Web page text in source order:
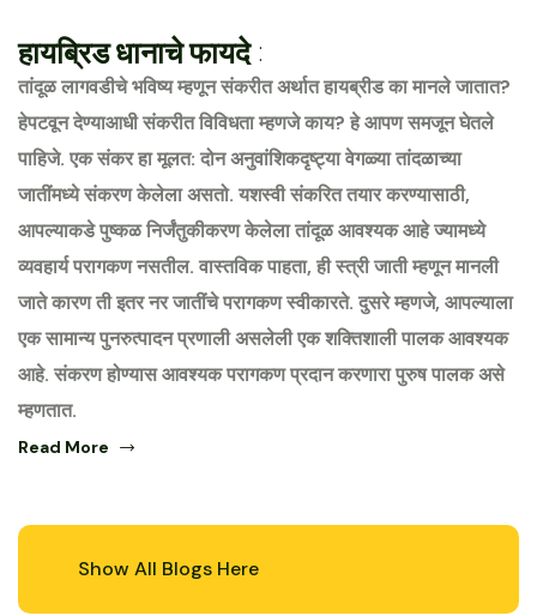
हायब्रिड धानाचे फायदे :
तांदूळ लागवडीचे भविष्य म्हणून संकरीत अर्थात हायब्रीड का मानले जातात?
हेपटवून देण्याआधी संकरीत विविधता म्हणजे काय? हे आपण समजून घेतले
पाहिजे. एक संकर हा मूलत: दोन अनुवांशिकदृष्ट्या वेगळ्या तांदळाच्या
जातींमध्ये संकरण केलेला असतो. यशस्वी संकरित तयार करण्यासाठी,
आपल्याकडे पुष्कळ निर्जंतुकीकरण केलेला तांदूळ आवश्यक आहे ज्यामध्ये
व्यवहार्य परागकण नसतील. वास्तविक पाहता, ही स्त्री जाती म्हणून मानली
जाते कारण ती इतर नर जातींचे परागकण स्वीकारते. दुसरे म्हणजे, आपल्याला
एक सामान्य पुनरुत्पादन प्रणाली असलेली एक शक्तिशाली पालक आवश्यक
आहे. संकरण होण्यास आवश्यक परागकण प्रदान करणारा पुरुष पालक असे
म्हणतात.
Read More